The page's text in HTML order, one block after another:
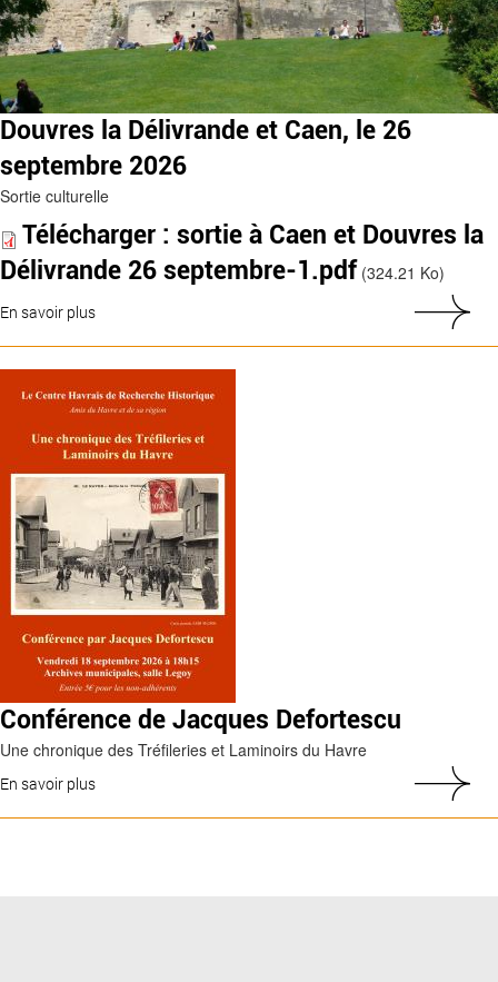
Douvres la Délivrande et Caen, le 26
septembre 2026
Sortie culturelle
Télécharger : sortie à Caen et Douvres la
Délivrande 26 septembre-1.pdf (324.21 Ko)
En savoir plus
Conférence de Jacques Defortescu
Une chronique des Tréfileries et Laminoirs du Havre
En savoir plus